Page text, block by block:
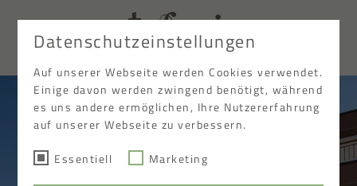
ENDatenschutzeinstellungen
Auf unserer Webseite werden Cookies verwendet.
Einige davon werden zwingend benötigt, während
es uns andere ermöglichen, Ihre Nutzererfahrung
auf unserer Webseite zu verbessern.
Essentiell Marketing